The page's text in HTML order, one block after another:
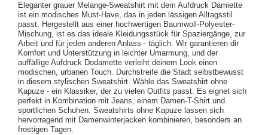
Eleganter grauer Melange-Sweatshirt mit dem Aufdruck Damiette
ist ein modisches Must-Have, das in jeden lässigen Alltagsstil
passt. Hergestellt aus einer hochwertigen Baumwoll-Polyester-
Mischung, ist es das ideale Kleidungsstück für Spaziergänge, zur
Arbeit und für jeden anderen Anlass - täglich. Wir garantieren dir
Komfort und Unterstützung in leichter Umarmung, und der
auffällige Aufdruck Dodamette verleiht deinem Look einen
modischen, urbanen Touch. Durchstreife die Stadt selbstbewusst
in diesem stylischen Sweatshirt. Wähle das Sweatshirt ohne
Kapuze - ein Klassiker, der zu vielen Outfits passt. Es eignet sich
perfekt in Kombination mit Jeans, einem Damen-T-Shirt und
sportlichen Schuhen. Sweatshirts ohne Kapuze lassen sich
hervorragend mit Damenwinterjacken kombinieren, besonders an
frostigen Tagen.